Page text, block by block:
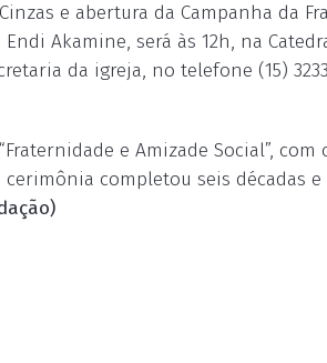
e abertura da Campanha da
Akamine, será às 12h, na
da igreja, no telefone (15)
e Amizade Social”,
cerimônia completou seis décadas